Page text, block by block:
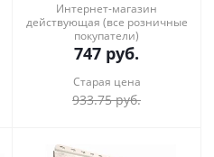
Интернет-магазин
действующая (все розничные
покупатели)
747 руб.
Старая цена
933.75руб.